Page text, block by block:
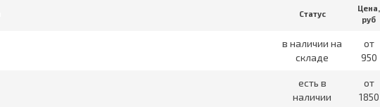
Статус
Цена,
руб
в наличии на
складе
от
950
есть в
наличии
от
1850